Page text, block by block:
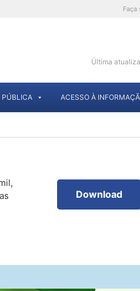
Faça
Última
PÚBLICA ACESSO À
Download